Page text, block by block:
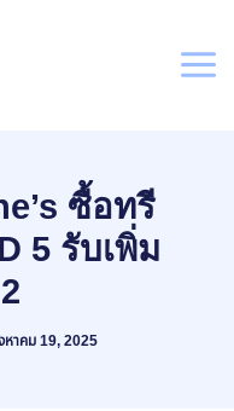
ซื้อทรี
5 รับเพิ่ม
หาคม 19, 2025